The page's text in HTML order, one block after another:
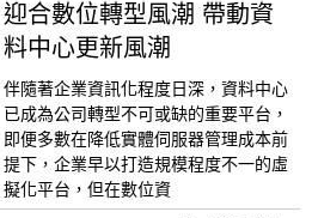
迎合數位轉型風潮 帶動資
料中心更新風潮
伴隨著企業資訊化程度日深，資料中心
已成為公司轉型不可或缺的重要平台，
即便多數在降低實體伺服器管理成本前
提下，企業早以打造規模程度不一的虛
擬化平台，但在數位資